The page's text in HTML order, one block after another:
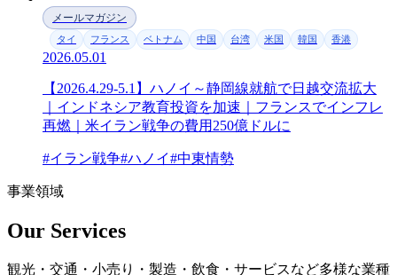
メールマガジン
タイ フランス ベトナム 中国 台湾 米国 韓国 香港
2026.05.01
【2026.4.29-5.1】ハノイ～静岡線就航で日越交流拡大
｜インドネシア教育投資を加速｜フランスでインフレ
再燃｜米イラン戦争の費用250億ドルに
#イラン戦争#ハノイ#中東情勢
事業領域
Our Services
観光・交通・小売り・製造・飲食・サービスなど多様な業種